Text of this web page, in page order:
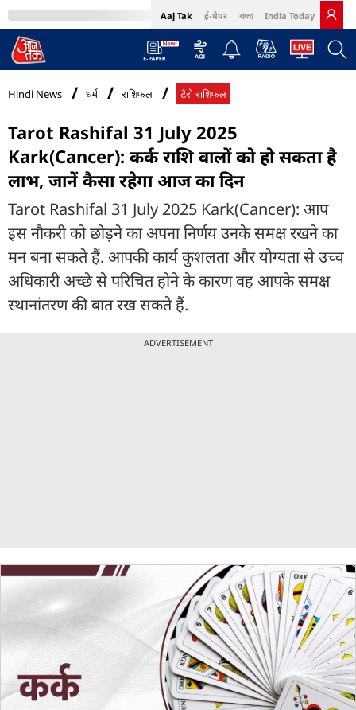
Aaj Tak ई-पेपर বাংলা India Today इंडिया
MumbaiTak Cosmopolitan Harper's Bazaar Northeast
Hindi News धर्म राशिफल टैरो राशिफल
Tarot Rashifal 31 July 2025
Kark(Cancer): कर्क राशि वालों को हो सकता है
लाभ, जानें कैसा रहेगा आज का दिन
Tarot Rashifal 31 July 2025 Kark(Cancer): आप
इस नौकरी को छोड़ने का अपना निर्णय उनके समक्ष रखने का
मन बना सकते हैं. आपकी कार्य कुशलता और योग्यता से उच्च
अधिकारी अच्छे से परिचित होने के कारण वह आपके समक्ष
स्थानांतरण की बात रख सकते हैं.
ADVERTISEMENT